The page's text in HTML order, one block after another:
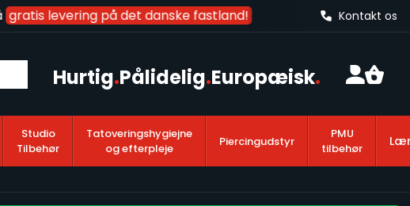
gratis levering på det danske fastland! Kontakt os
Hurtig.Pålidelig.Europæisk.
Studio
Tilbehør
Tatoveringshygiejne
og efterpleje
Piercingudstyr
PMU
tilbehør